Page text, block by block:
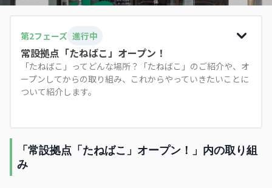
第2フェーズ 進行中
常設拠点「たねばこ」オープン！
「たねばこ」ってどんな場所？「たねばこ」のご紹介や、オ
ープンしてからの取り組み、これからやっていきたいことに
ついて紹介します。
「常設拠点「たねばこ」オープン！」内の取り組
み